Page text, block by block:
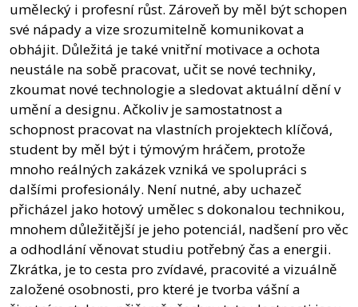
umělecký i profesní růst. Zároveň by měl být schopen
své nápady a vize srozumitelně komunikovat a
obhájit. Důležitá je také vnitřní motivace a ochota
neustále na sobě pracovat, učit se nové techniky,
zkoumat nové technologie a sledovat aktuální dění v
umění a designu. Ačkoliv je samostatnost a
schopnost pracovat na vlastních projektech klíčová,
student by měl být i týmovým hráčem, protože
mnoho reálných zakázek vzniká ve spolupráci s
dalšími profesionály. Není nutné, aby uchazeč
přicházel jako hotový umělec s dokonalou technikou,
mnohem důležitější je jeho potenciál, nadšení pro věc
a odhodlání věnovat studiu potřebný čas a energii.
Zkrátka, je to cesta pro zvídavé, pracovité a vizuálně
založené osobnosti, pro které je tvorba vášní a